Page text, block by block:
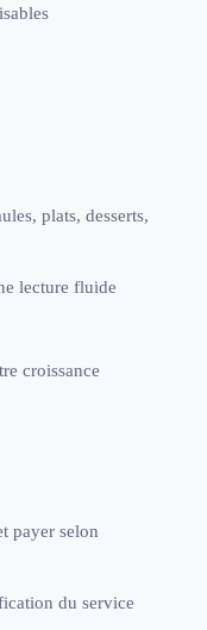
plats, desserts,
lecture fluide
croissance
payer selon
du service